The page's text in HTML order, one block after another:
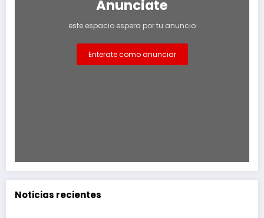
Anunciate
este espacio espera por tu anuncio
Enterate como anunciar
Noticias recientes